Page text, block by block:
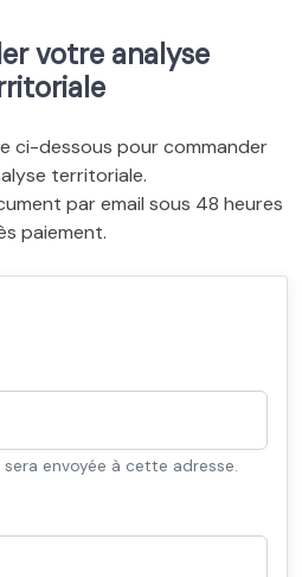
votre analyse
ci-dessous pour commander
territoriale.
par email sous 48 heures
paiement.
envoyée à cette adresse.